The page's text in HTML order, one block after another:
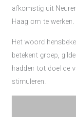
afkomstig uit
Haag om te werken.
Het woord
betekent groep,
hadden tot doel de
stimuleren.